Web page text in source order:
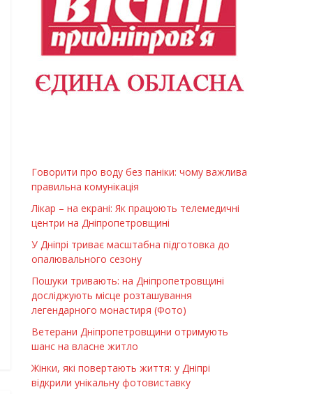
Говорити про воду без паніки: чому важлива
правильна комунікація
Лікар – на екрані: Як працюють телемедичні
центри на Дніпропетровщині
У Дніпрі триває масштабна підготовка до
опалювального сезону
Пошуки тривають: на Дніпропетровщині
досліджують місце розташування
легендарного монастиря (Фото)
Ветерани Дніпропетровщини отримують
шанс на власне житло
Жінки, які повертають життя: у Дніпрі
відкрили унікальну фотовиставку